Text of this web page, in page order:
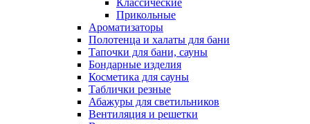
Классические
Прикольные
Ароматизаторы
Полотенца и халаты для бани
Тапочки для бани, сауны
Бондарные изделия
Косметика для сауны
Таблички резные
Абажуры для светильников
Вентиляция и решетки